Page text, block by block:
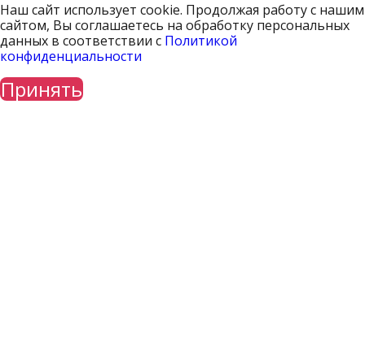
Наш сайт использует cookie. Продолжая работу с нашим
сайтом, Вы соглашаетесь на обработку персональных
данных в соответствии с Политикой
конфиденциальности
Принять